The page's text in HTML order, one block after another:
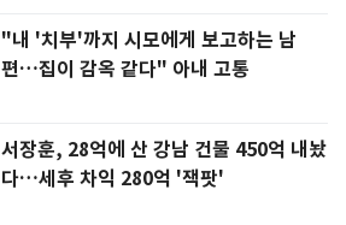
"내 '치부'까지 시모에게 보고하는 남
편…집이 감옥 같다" 아내 고통
서장훈, 28억에 산 강남 건물 450억 내놨
다…세후 차익 280억 '잭팟'